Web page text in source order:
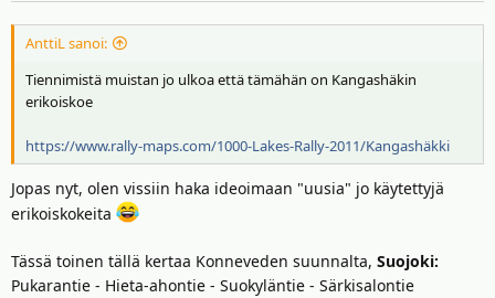
AnttiL sanoi:
Tiennimistä muistan jo ulkoa että tämähän on Kangashäkin
erikoiskoe
https://www.rally-maps.com/1000-Lakes-Rally-2011/Kangashäkki
Jopas nyt, olen vissiin haka ideoimaan "uusia" jo käytettyjä
erikoiskokeita
Tässä toinen tällä kertaa Konneveden suunnalta, Suojoki:
Pukarantie - Hieta-ahontie - Suokyläntie - Särkisalontie